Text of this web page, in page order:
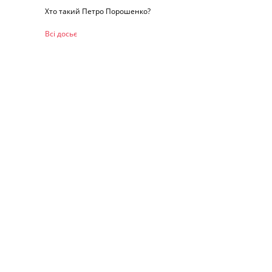
Хто такий Петро Порошенко?
Всі досьє